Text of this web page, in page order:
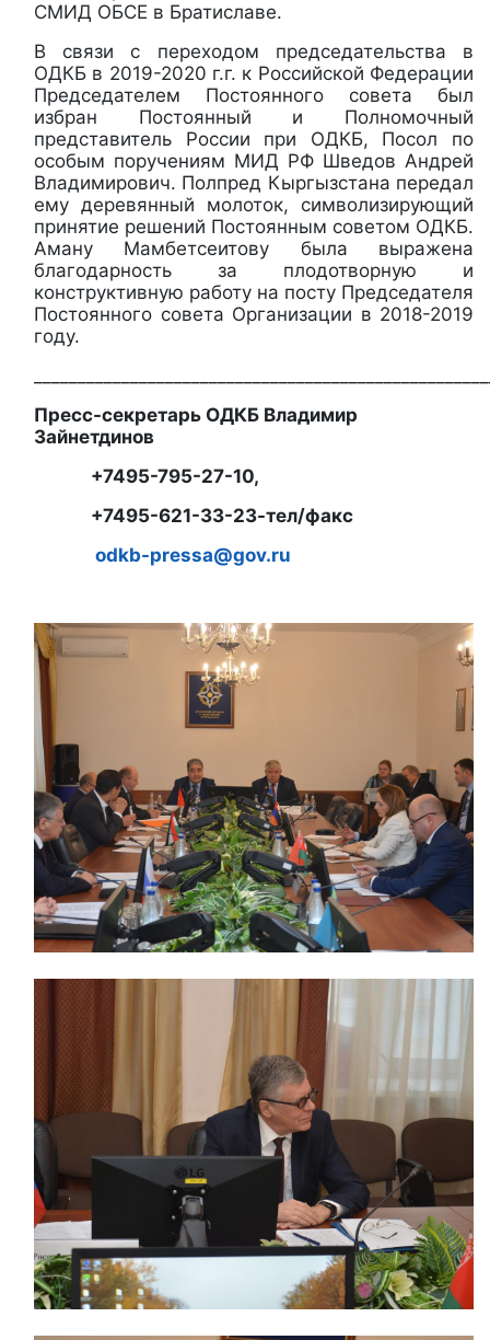
СМИД ОБСЕ в Братиславе.
В связи с переходом председательства в
ОДКБ в 2019-2020 г.г. к Российской Федерации
Председателем Постоянного совета был
избран Постоянный и Полномочный
представитель России при ОДКБ, Посол по
особым поручениям МИД РФ Шведов Андрей
Владимирович. Полпред Кыргызстана передал
ему деревянный молоток, символизирующий
принятие решений Постоянным советом ОДКБ.
Аману Мамбетсеитову была выражена
благодарность за плодотворную и
конструктивную работу на посту Председателя
Постоянного совета Организации в 2018-2019
году.
Пресс-секретарь ОДКБ Владимир
Зайнетдинов
+7495-795-27-10,
+7495-621-33-23-тел/факс
odkb-pressa@gov.ru